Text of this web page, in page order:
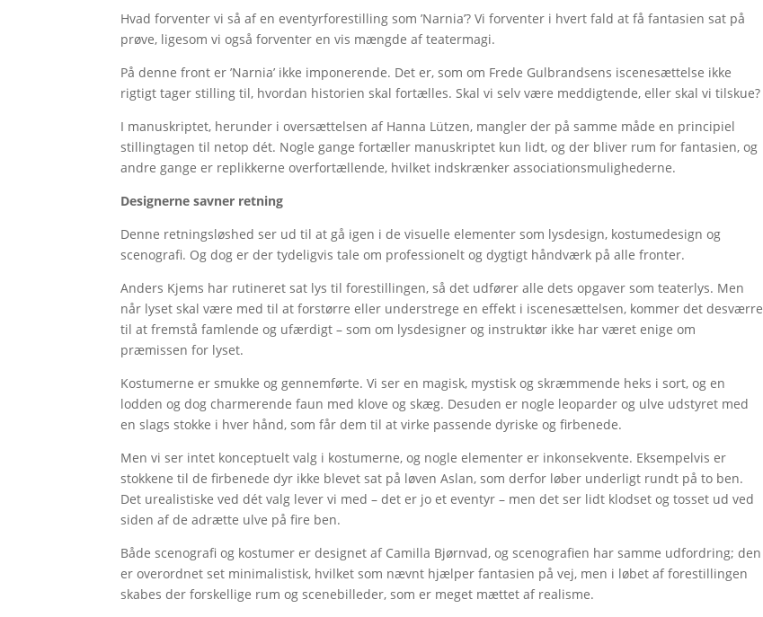
Hvad forventer vi så af en eventyrforestilling som ’Narnia’? Vi forventer i hvert fald at få fantasien sat på
prøve, ligesom vi også forventer en vis mængde af teatermagi.
På denne front er ’Narnia’ ikke imponerende. Det er, som om Frede Gulbrandsens iscenesættelse ikke
rigtigt tager stilling til, hvordan historien skal fortælles. Skal vi selv være meddigtende, eller skal vi tilskue?
I manuskriptet, herunder i oversættelsen af Hanna Lützen, mangler der på samme måde en principiel
stillingtagen til netop dét. Nogle gange fortæller manuskriptet kun lidt, og der bliver rum for fantasien, og
andre gange er replikkerne overfortællende, hvilket indskrænker associationsmulighederne.
Designerne savner retning
Denne retningsløshed ser ud til at gå igen i de visuelle elementer som lysdesign, kostumedesign og
scenografi. Og dog er der tydeligvis tale om professionelt og dygtigt håndværk på alle fronter.
Anders Kjems har rutineret sat lys til forestillingen, så det udfører alle dets opgaver som teaterlys. Men
når lyset skal være med til at forstørre eller understrege en effekt i iscenesættelsen, kommer det desværre
til at fremstå famlende og ufærdigt – som om lysdesigner og instruktør ikke har været enige om
præmissen for lyset.
Kostumerne er smukke og gennemførte. Vi ser en magisk, mystisk og skræmmende heks i sort, og en
lodden og dog charmerende faun med klove og skæg. Desuden er nogle leoparder og ulve udstyret med
en slags stokke i hver hånd, som får dem til at virke passende dyriske og firbenede.
Men vi ser intet konceptuelt valg i kostumerne, og nogle elementer er inkonsekvente. Eksempelvis er
stokkene til de firbenede dyr ikke blevet sat på løven Aslan, som derfor løber underligt rundt på to ben.
Det urealistiske ved dét valg lever vi med – det er jo et eventyr – men det ser lidt klodset og tosset ud ved
siden af de adrætte ulve på fire ben.
Både scenografi og kostumer er designet af Camilla Bjørnvad, og scenografien har samme udfordring; den
er overordnet set minimalistisk, hvilket som nævnt hjælper fantasien på vej, men i løbet af forestillingen
skabes der forskellige rum og scenebilleder, som er meget mættet af realisme.